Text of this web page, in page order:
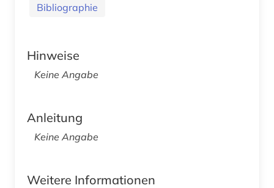
Bibliographie
Hinweise
Keine Angabe
Anleitung
Keine Angabe
Weitere Informationen